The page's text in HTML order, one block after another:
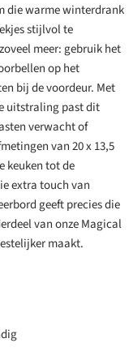
die warme winterdrank
stijlvol te
meer: gebruik het
op het
bij de voordeur. Met
uitstraling past dit
verwacht of
van 20 x 13,5
keuken tot de
extra touch van
geeft precies die
van onze Magical
maakt.